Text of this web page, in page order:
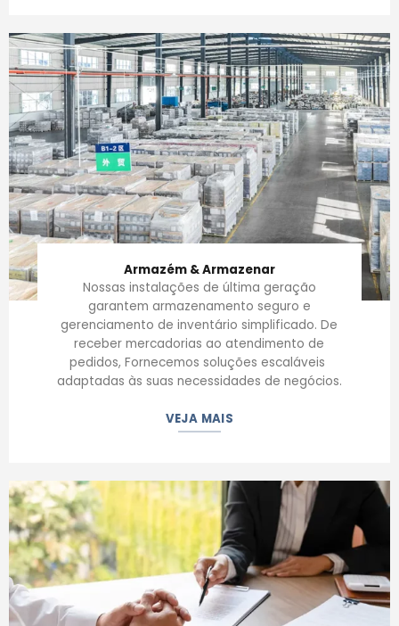
Armazém & Armazenar
Nossas instalações de última geração
garantem armazenamento seguro e
gerenciamento de inventário simplificado. De
receber mercadorias ao atendimento de
pedidos, Fornecemos soluções escaláveis ​​
adaptadas às suas necessidades de negócios.
VEJA MAIS